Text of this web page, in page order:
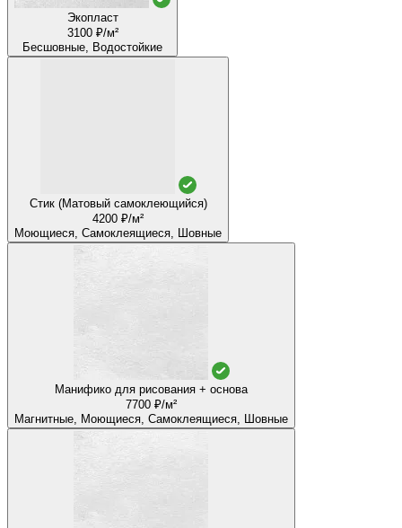
Экопласт
3100 ₽/м²
Бесшовные, Водостойкие
Стик (Матовый самоклеющийся)
4200 ₽/м²
Моющиеся, Самоклеящиеся, Шовные
Манифико для рисования + основа
7700 ₽/м²
Магнитные, Моющиеся, Самоклеящиеся, Шовные